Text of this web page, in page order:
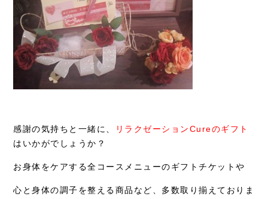
感謝の気持ちと一緒に、
リラクゼーションCureのギフト
はいかがでしょうか？
お身体をケアする全コースメニューのギフトチケットや
心と身体の調子を整える商品など、多数取り揃えておりま